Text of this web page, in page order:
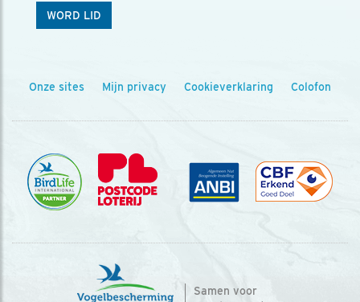
WORD LID
Onze sites Mijn privacy Cookieverklaring Colofon
Samen voor